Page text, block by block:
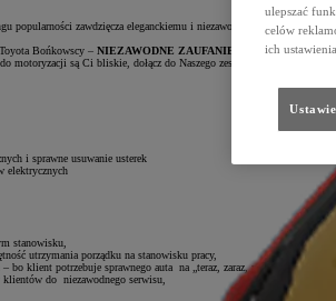
popularności zawdzięcza eleganckiemu i niezawodnemu produktowi
Bońkowscy – NIEZAWODNE ZAUFANIE
motoryzacji są Ci bliskie, dołącz do Naszego zespołu jako:
i sprawne usuwanie usterek
elektrycznych
stanowisku,
utrzymania porządku na stanowisku pracy,
bo klient potrzebuje sprawnego auta na „teraz, zaraz, natychmiast”,
do niezawodnego serwisu,
ulepszać
celów
ich